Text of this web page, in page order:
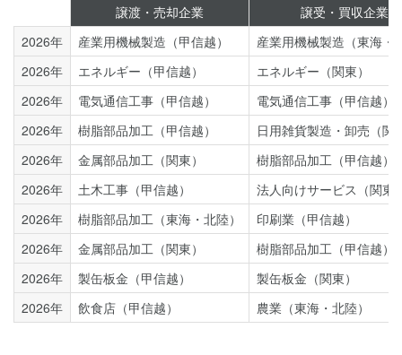
譲渡・売却企業
譲受・買収企業
2026年
産業用機械製造（甲信越）
産業用機械製造（東海・
2026年
エネルギー（甲信越）
エネルギー（関東）
2026年
電気通信工事（甲信越）
電気通信工事（甲信越）
2026年
樹脂部品加工（甲信越）
日用雑貨製造・卸売（関
2026年
金属部品加工（関東）
樹脂部品加工（甲信越）
2026年
土木工事（甲信越）
法人向けサービス（関東
2026年
樹脂部品加工（東海・北陸）
印刷業（甲信越）
2026年
金属部品加工（関東）
樹脂部品加工（甲信越）
2026年
製缶板金（甲信越）
製缶板金（関東）
2026年
飲食店（甲信越） 農業（東海・北陸）